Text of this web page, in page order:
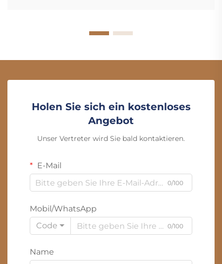
Holen Sie sich ein kostenloses
Angebot
Unser Vertreter wird Sie bald kontaktieren.
E-Mail
0/100
Mobil/WhatsApp
Code
0/100
Name